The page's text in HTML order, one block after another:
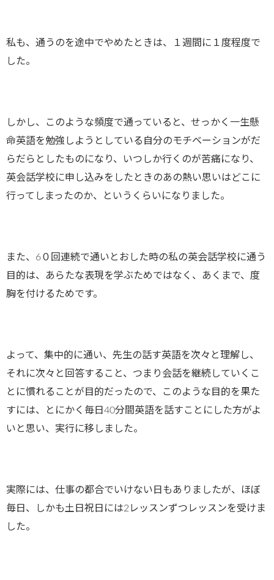
私も、通うのを途中でやめたときは、１週間に１度程度で
した。
しかし、このような頻度で通っていると、せっかく一生懸
命英語を勉強しようとしている自分のモチベーションがだ
らだらとしたものになり、いつしか行くのが苦痛になり、
英会話学校に申し込みをしたときのあの熱い思いはどこに
行ってしまったのか、というくらいになりました。
また、6０回連続で通いとおした時の私の英会話学校に通う
目的は、あらたな表現を学ぶためではなく、あくまで、度
胸を付けるためです。
よって、集中的に通い、先生の話す英語を次々と理解し、
それに次々と回答すること、つまり会話を継続していくこ
とに慣れることが目的だったので、このような目的を果た
すには、とにかく毎日40分間英語を話すことにした方がよ
いと思い、実行に移しました。
実際には、仕事の都合でいけない日もありましたが、ほぼ
毎日、しかも土日祝日には2レッスンずつレッスンを受けま
した。